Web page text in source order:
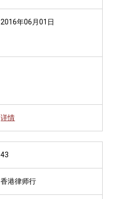
2016年06月01日
详情
43
香港律师行